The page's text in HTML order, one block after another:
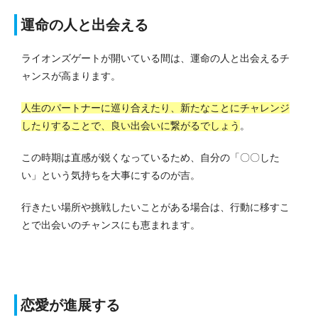
運命の人と出会える
ライオンズゲートが開いている間は、運命の人と出会えるチ
ャンスが高まります。
人生のパートナーに巡り合えたり、新たなことにチャレンジ
したりすることで、良い出会いに繋がるでしょう 。
この時期は直感が鋭くなっているため、自分の「〇〇した
い」という気持ちを大事にするのが吉。
行きたい場所や挑戦したいことがある場合は、行動に移すこ
とで出会いのチャンスにも恵まれます。
恋愛が進展する